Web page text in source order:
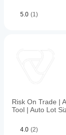
5.0 (1)
Risk On Trade |
Tool | Auto Lot
4.0 (2)